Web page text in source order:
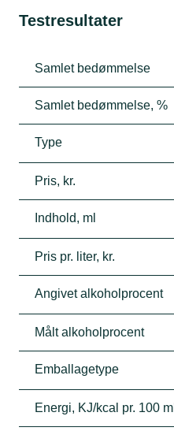
Testresultater
Samlet bedømmelse
Samlet bedømmelse, %
Type
Pris, kr.
Indhold, ml
Pris pr. liter, kr.
Angivet alkoholprocent
Målt alkoholprocent
Emballagetype
Energi, KJ/kcal pr. 100 ml